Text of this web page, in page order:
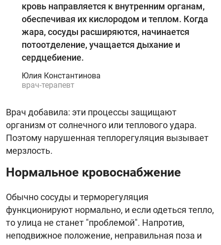
кровь направляется к внутренним органам,
обеспечивая их кислородом и теплом. Когда
жара, сосуды расширяются, начинается
потоотделение, учащается дыхание и
сердцебиение.
Юлия Константинова
врач-терапевт
Врач добавила: эти процессы защищают
организм от солнечного или теплового удара.
Поэтому нарушенная теплорегуляция вызывает
мерзлость.
Нормальное кровоснабжение
Обычно сосуды и терморегуляция
функционируют нормально, и если одеться тепло,
то улица не станет "проблемой". Напротив,
неподвижное положение, неправильная поза и